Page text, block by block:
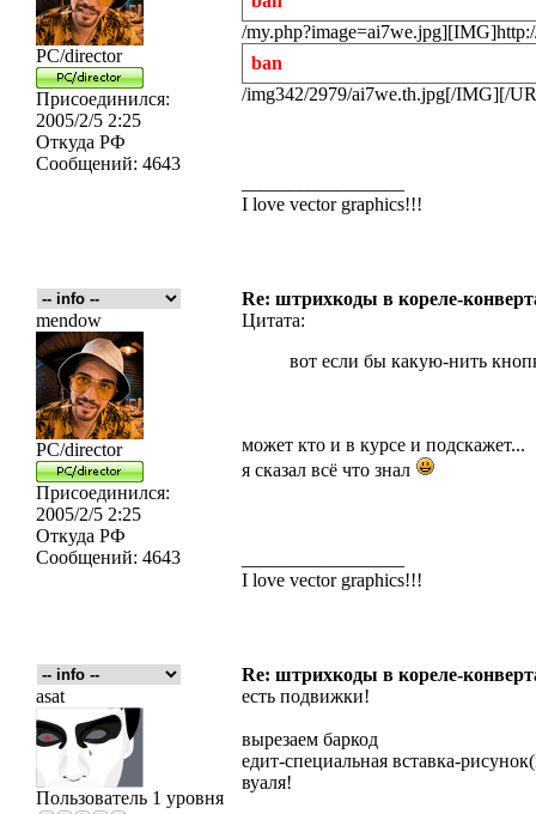
PC/director
Присоединился:
2005/2/5 2:25
Откуда РФ
Сообщений: 4643
/
ban
/img342/2979/ai7we.th.jpg[/IMG][/
I love vector graphics!!!
Re: штрихкоды в кореле-
mendow
PC/director
Присоединился:
2005/2/5 2:25
Откуда РФ
Сообщений: 4643
Цитата:
вот если бы какую-нить
может кто и в курсе и подскажет...
я сказал всё что знал
I love vector graphics!!!
Re: штрихкоды в кореле-
asat
Пользователь 1 уровня
есть подвижки!
вырезаем баркод
едит-специальная вставка-
вуаля!